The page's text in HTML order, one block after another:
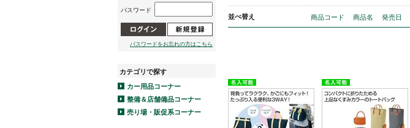
パスワード
パスワードをお忘れの方はこちら
カテゴリで探す
カー用品コーナー
整備＆店舗備品コーナー
売り場・販促系コーナー
並べ替え 商品コード 商品名 発売日